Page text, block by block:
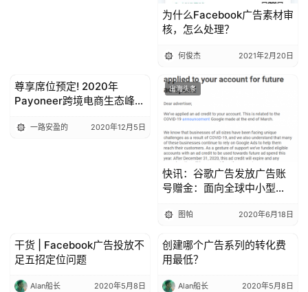
为什么Facebook广告素材审
核，怎么处理？
何俊杰 2021年2月20日
出海头条
尊享席位预定! 2020年
Payoneer跨境电商生态峰会
一路安盈的 2020年12月5日
出海头条
快讯：谷歌广告发放广告账
号赠金：面向全球中小型企
图帕 2020年6月18日
出海头条
干货 | Facebook广告投放不
足五招定位问题
Alan船长 2020年5月8日
出海头条
创建哪个广告系列的转化费
用最低？
Alan船长 2020年5月8日